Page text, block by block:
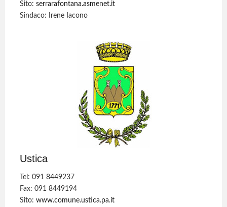
Sito:serrarafontana.asmenet.it
Sindaco: Irene Iacono
Ustica
Tel: 091 8449237
Fax: 091 8449194
Sito:www.comune.ustica.pa.it